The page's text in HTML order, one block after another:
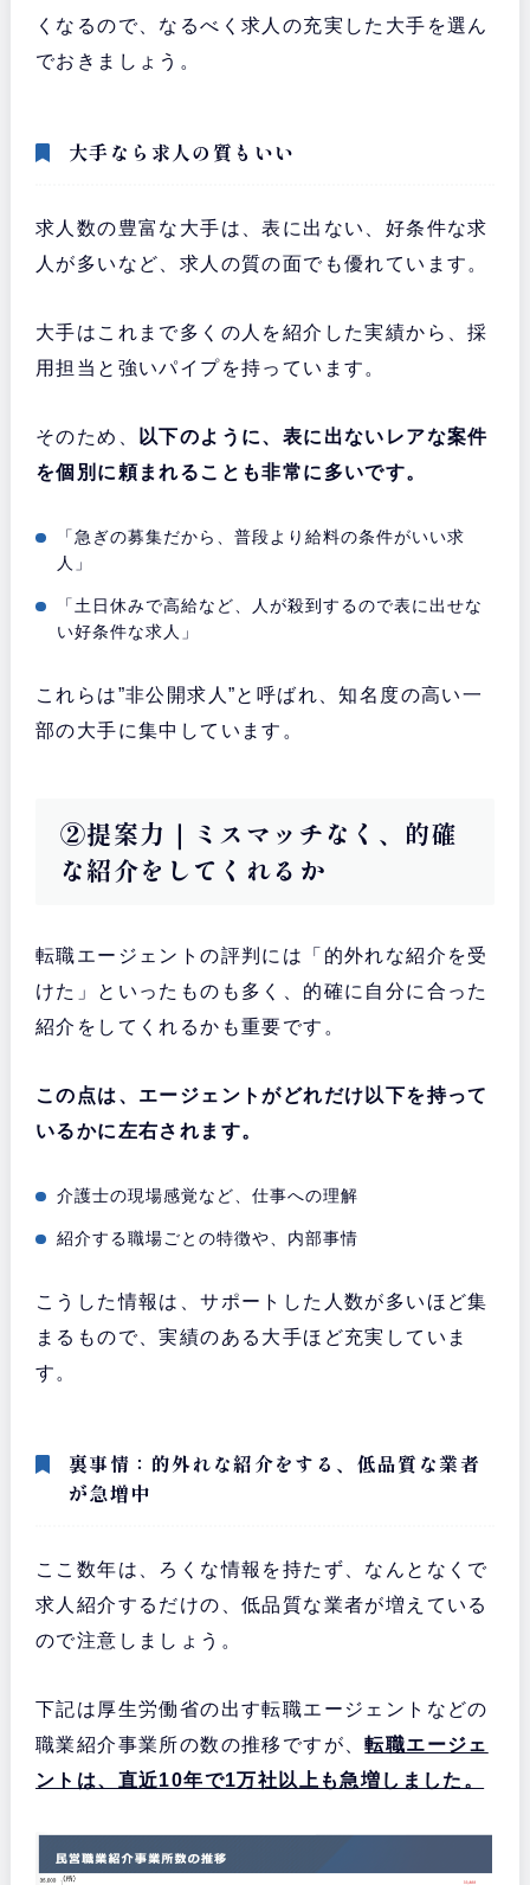
くなるので、なるべく求人の充実した大手を選ん
でおきましょう。
大手なら求人の質もいい
求人数の豊富な大手は、表に出ない、好条件な求
人が多いなど、求人の質の面でも優れています。
大手はこれまで多くの人を紹介した実績から、採
用担当と強いパイプを持っています。
そのため、
以下のように、表に出ないレアな案件
を個別に頼まれることも非常に多いです。
「急ぎの募集だから、普段より給料の条件がいい求
人」
「土日休みで高給など、人が殺到するので表に出せな
い好条件な求人」
これらは”非公開求人”と呼ばれ、知名度の高い一
部の大手に集中しています。
②提案力｜ミスマッチなく、的確
な紹介をしてくれるか
転職エージェントの評判には「的外れな紹介を受
けた」といったものも多く、的確に自分に合った
紹介をしてくれるかも重要です。
この点は、エージェントがどれだけ以下を持って
いるかに左右されます。
介護士の現場感覚など、仕事への理解
紹介する職場ごとの特徴や、内部事情
こうした情報は、サポートした人数が多いほど集
まるもので、実績のある大手ほど充実していま
す。
裏事情：的外れな紹介をする、低品質な業者
が急増中
ここ数年は、ろくな情報を持たず、なんとなくで
求人紹介するだけの、低品質な業者が増えている
ので注意しましょう。
下記は厚生労働省の出す転職エージェントなどの
職業紹介事業所の数の推移ですが、転職エージェ
ントは、直近10年で1万社以上も急増しました。